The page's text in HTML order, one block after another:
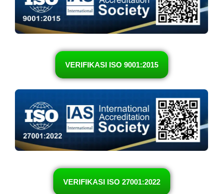
VERIFIKASI ISO 9001:2015
VERIFIKASI ISO 27001:2022